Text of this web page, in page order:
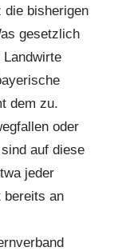
die bisherigen
gesetzlich
dem zu.
oder
auf diese
jeder
bereits an